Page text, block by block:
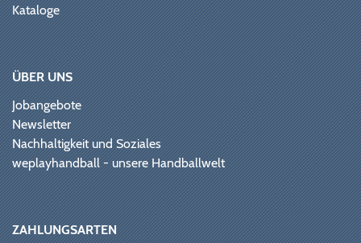
Kataloge
ÜBER UNS
Jobangebote
Newsletter
Nachhaltigkeit und Soziales
weplayhandball - unsere Handballwelt
ZAHLUNGSARTEN